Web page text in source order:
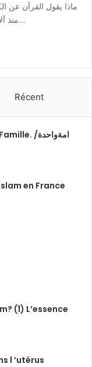
ماذا يقول القرآن عن
منذ آلاف السنين ، ناقش علماء الفلك مجموعة متنوعة…
Récent
L’humanité est une Famille. /امةواحدة
en France
(1) L’essence
l ’utérus